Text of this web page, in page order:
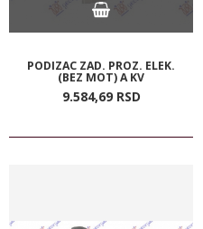
PODIZAC ZAD. PROZ. ELEK.
(BEZ MOT) A KV
9.584,69 RSD